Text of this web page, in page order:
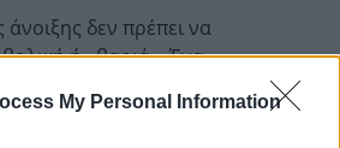
My Personal Information
δεν πρέπει να
ή «βαριά». Ένα
μπορεί να δώσει